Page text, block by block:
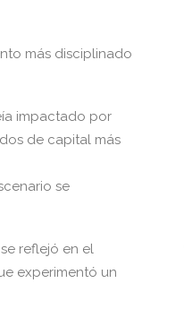
más disciplinado
impactado por
de capital más
se
reflejó en el
experimentó un